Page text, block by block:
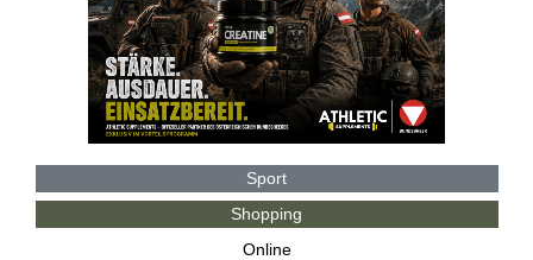
Sport
Shopping
Online